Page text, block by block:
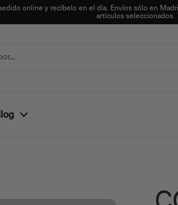
online y recíbelo en el día. Envíos sólo en
artículos seleccionados.